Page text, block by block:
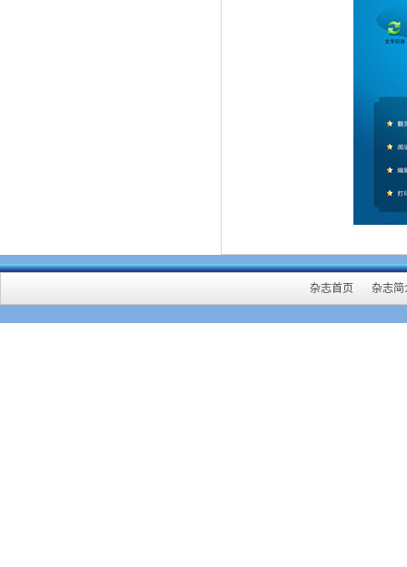
杂志首页 杂志简